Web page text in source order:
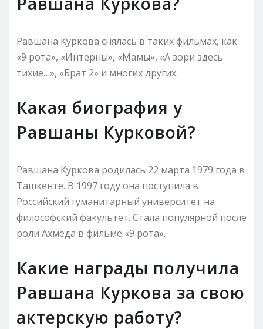
Равшана Куркова снялась в таких фильмах, как
«9 рота», «Интерны», «Мамы», «А зори здесь
тихие…», «Брат 2» и многих других.
Какая биография у
Равшаны Курковой?
Равшана Куркова родилась 22 марта 1979 года в
Ташкенте. В 1997 году она поступила в
Российский гуманитарный университет на
философский факультет. Стала популярной после
роли Ахмеда в фильме «9 рота».
Какие награды получила
Равшана Куркова за свою
актерскую работу?